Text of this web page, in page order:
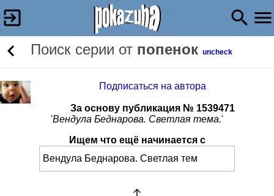
Поиск серии от попенок uncheck
Подписаться на автора
За основу публикация № 1539471
'Вендула Беднарова. Светлая тема.'
Ищем что ещё начинается с